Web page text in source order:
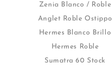
Zenia Blanco / Roble
Anglet Roble Ostippo
Hermes Blanco Brillo
Hermes Roble
Sumatra 60 Stock